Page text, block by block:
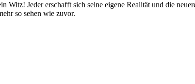
Witz! Jeder erschafft sich seine eigene Realität und die
so sehen wie zuvor.